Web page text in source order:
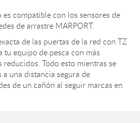
compatible con los sensores de
de arrastre MARPORT.
de las puertas de la red con TZ
tu equipo de pesca con más
reducidos. Todo esto mientras se
una distancia segura de
de un cañón al seguir marcas en